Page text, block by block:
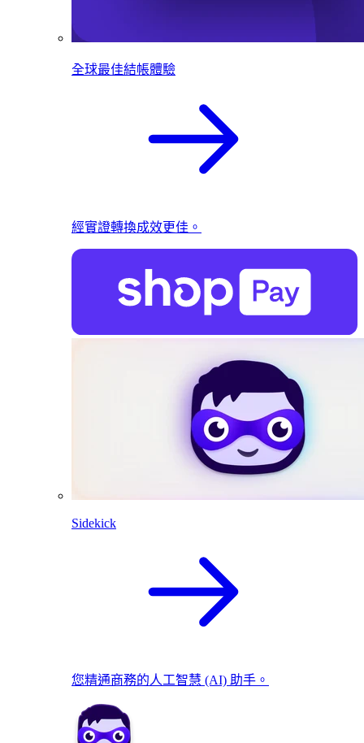
全球最佳結帳體驗
經實證轉換成效更佳。
Sidekick
您精通商務的人工智慧 (AI) 助手。